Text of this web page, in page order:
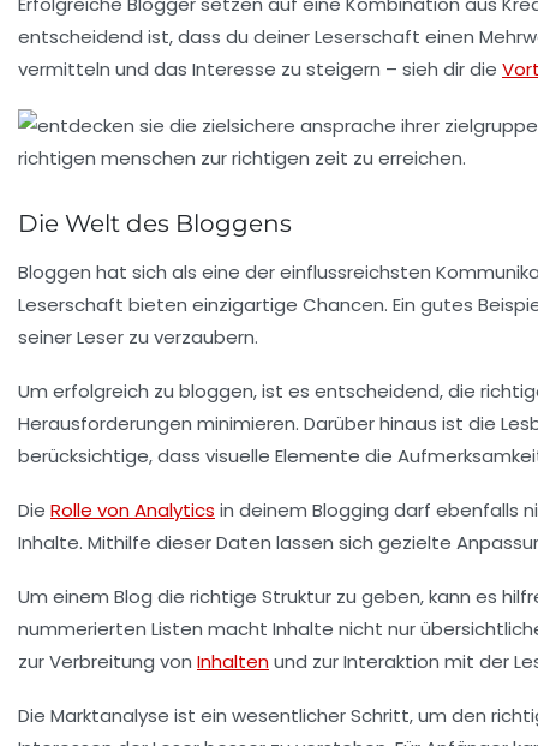
entscheidend ist, dass du deiner Leserschaft einen
vermitteln und das Interesse zu steigern – sieh dir die
Die Welt des Bloggens
Bloggen hat sich als eine dereinflussreichsten
Leserschaft bieten einzigartige Chancen. Ein gutes
seiner Leser zu verzaubern.
Um erfolgreich zu bloggen, ist es entscheidend, die
Herausforderungen minimieren. Darüber hinaus ist die
berücksichtige, dass visuelle Elemente die
Die Rolle von Analytics in deinem Blogging darf ebenfalls
Inhalte. Mithilfe dieser Daten lassen sich gezielte
Um einem Blog die richtige Struktur zu geben, kann es
nummerierten Listen macht Inhalte nicht nur
zur Verbreitung von Inhaltenund zur Interaktion mit der
Die Marktanalyse ist ein wesentlicher Schritt, um den